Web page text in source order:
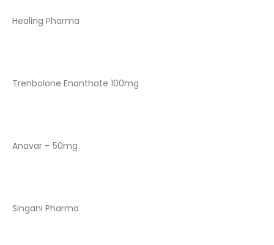
Healing Pharma
Trenbolone Enanthate 100mg
Anavar – 50mg
Singani Pharma